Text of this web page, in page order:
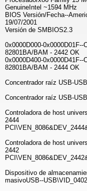
GenuineIntel ~1594 MHz
BIOS Versión/Fecha--
19/07/2001
Versión de SMBIOS2.3
0x0000D000-
82801BA/BAM - 2442 OK
0x0000D400-
82801BA/BAM - 2444 OK
Concentrador raíz USB-
Concentrador raíz USB-
Controladora de host
2444
Controladora de host
2442
Dispositivo de
masivoUSB--